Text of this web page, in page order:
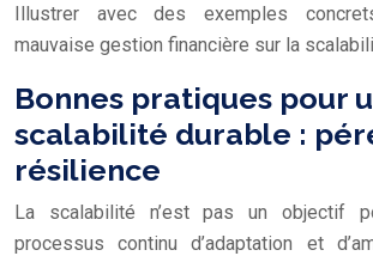
Illustrer avec des exemples
mauvaise gestion financière sur la
Bonnes pratiques pour
scalabilité durable :
résilience
La scalabilité n’est pas un objectif
processus continu d’adaptation et